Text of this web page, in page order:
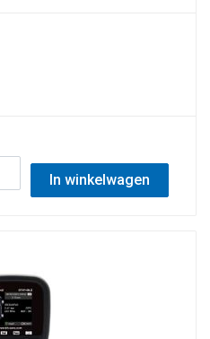
In winkelwagen